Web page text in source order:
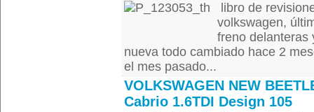
libro de
volkswagen,
freno delanteras
nueva todo cambiado hace 2
el mes pasado...
VOLKSWAGEN NEW
Cabrio 1.6TDI Design 105